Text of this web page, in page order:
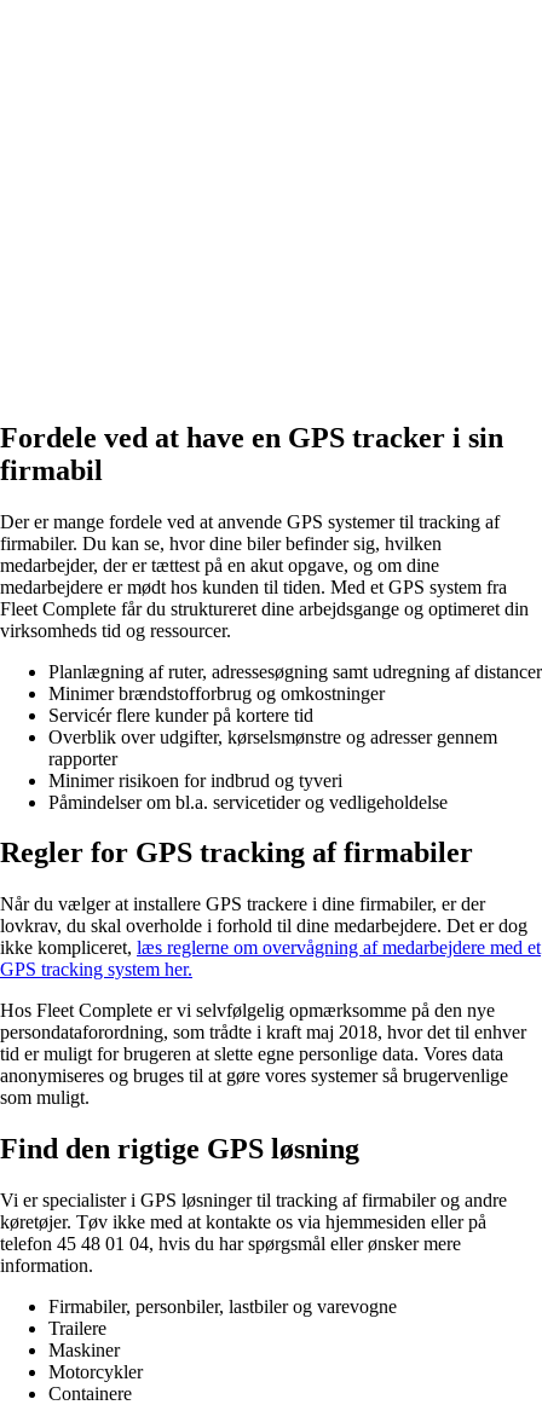
Fordele ved at have en GPS tracker i sin
firmabil
Der er mange fordele ved at anvende GPS systemer til tracking af
firmabiler. Du kan se, hvor dine biler befinder sig, hvilken
medarbejder, der er tættest på en akut opgave, og om dine
medarbejdere er mødt hos kunden til tiden. Med et GPS system fra
Fleet Complete får du struktureret dine arbejdsgange og optimeret din
virksomheds tid og ressourcer.
Planlægning af ruter, adressesøgning samt udregning af distancer
Minimer brændstofforbrug og omkostninger
Servicér flere kunder på kortere tid
Overblik over udgifter, kørselsmønstre og adresser gennem
rapporter
Minimer risikoen for indbrud og tyveri
Påmindelser om bl.a. servicetider og vedligeholdelse
Regler for GPS tracking af firmabiler
Når du vælger at installere GPS trackere i dine firmabiler, er der
lovkrav, du skal overholde i forhold til dine medarbejdere. Det er dog
ikke kompliceret, læs reglerne om overvågning af medarbejdere med et
GPS tracking system her.
Hos Fleet Complete er vi selvfølgelig opmærksomme på den nye
persondataforordning, som trådte i kraft maj 2018, hvor det til enhver
tid er muligt for brugeren at slette egne personlige data. Vores data
anonymiseres og bruges til at gøre vores systemer så brugervenlige
som muligt.
Find den rigtige GPS løsning
Vi er specialister i GPS løsninger til tracking af firmabiler og andre
køretøjer. Tøv ikke med at kontakte os via hjemmesiden eller på
telefon 45 48 01 04, hvis du har spørgsmål eller ønsker mere
information.
Firmabiler, personbiler, lastbiler og varevogne
Trailere
Maskiner
Motorcykler
Containere